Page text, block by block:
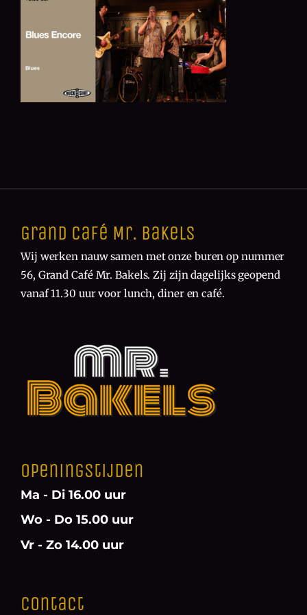
Grand Café Mr. Bakels
Wij werken nauw samen met onze buren op nummer
56, Grand Café Mr. Bakels. Zij zijn dagelijks geopend
vanaf 11.30 uur voor lunch, diner en café.
Openingstijden
Ma - Di 16.00 uur
Wo - Do 15.00 uur
Vr - Zo 14.00 uur
Contact